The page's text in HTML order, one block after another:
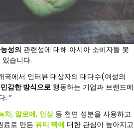
성의 관련성에 대해 아시아 소비자들 못
습니다.
국에서 인터뷰 대상자의 대다수(여성의
감한 방식으로 행동하는 기업과 브랜드에
. “
차, 알로에, 인삼등 천연 성분을 사용하고
료로 만든 뷰티 팩에 대한 관심이 높아지고